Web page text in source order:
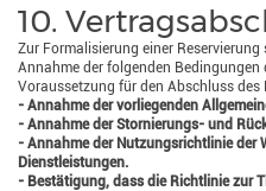
10.
Zur Formalisierung einer
Annahme der folgenden
Voraussetzung für den Abschluss des
- Annahme der vorliegenden
- Annahme der Stornierungs- und
- Annahme der Nutzungsrichtlinie der
Dienstleistungen.
- Bestätigung, dass die Richtlinie zur